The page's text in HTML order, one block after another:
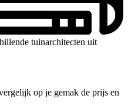
tuinarchitecten uit
op je gemak de prijs en